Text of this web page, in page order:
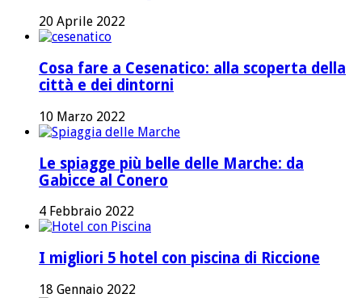
20 Aprile 2022
Cosa fare a Cesenatico: alla scoperta della
città e dei dintorni
10 Marzo 2022
Le spiagge più belle delle Marche: da
Gabicce al Conero
4 Febbraio 2022
I migliori 5 hotel con piscina di Riccione
18 Gennaio 2022